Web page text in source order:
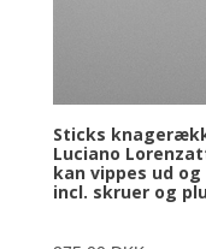
Sticks
Luciano
kan vippes ud
incl. skruer og